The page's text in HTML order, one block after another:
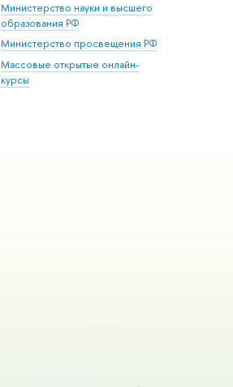
Министерство науки и высшего
образования РФ
Министерство просвещения РФ
Массовые открытые онлайн-
курсы